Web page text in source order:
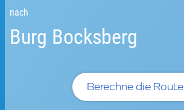
nach
Burg Bocksberg
Berechne die Route